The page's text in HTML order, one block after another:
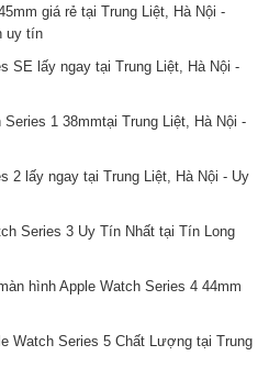
giá rẻ tại Trung Liệt, Hà Nội -
uy tín
SE lấy ngay tại Trung Liệt, Hà Nội -
1 38mmtại Trung Liệt, Hà Nội -
2 lấy ngay tại Trung Liệt, Hà Nội - Uy
Series 3 Uy Tín Nhất tại Tín Long
hình Apple Watch Series 4 44mm
Watch Series 5 Chất Lượng tại Trung